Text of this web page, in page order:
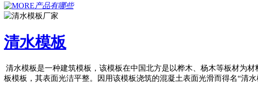
产品有哪些
清水模板
清水模板是一种建筑模板，该模板在中国北方是以桦木、杨木等板材为
板模板，其表面光洁平整。因用该模板浇筑的混凝土表面光滑而得名“清